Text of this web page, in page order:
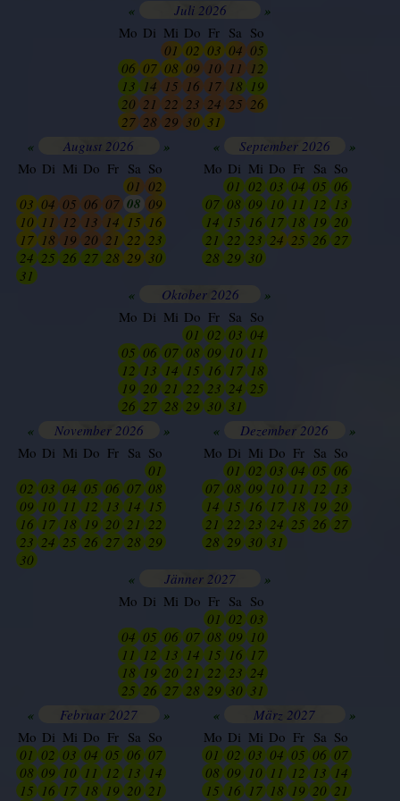
« Juli 2026 »
Mo Di Mi Do Fr Sa So
01 02 03 04 05
06 07 08 09 10 11 12
13 14 15 16 17 18 19
20 21 22 23 24 25 26
27 28 29 30 31
« August 2026 »
Mo Di Mi Do Fr Sa So
01 02
03 04 05 06 07 08 09
10 11 12 13 14 15 16
17 18 19 20 21 22 23
24 25 26 27 28 29 30
31
« September 2026 »
Mo Di Mi Do Fr Sa So
01 02 03 04 05 06
07 08 09 10 11 12 13
14 15 16 17 18 19 20
21 22 23 24 25 26 27
28 29 30
« Oktober 2026 »
Mo Di Mi Do Fr Sa So
01 02 03 04
05 06 07 08 09 10 11
12 13 14 15 16 17 18
19 20 21 22 23 24 25
26 27 28 29 30 31
« November 2026 »
Mo Di Mi Do Fr Sa So
01
02 03 04 05 06 07 08
09 10 11 12 13 14 15
16 17 18 19 20 21 22
23 24 25 26 27 28 29
30
« Dezember 2026 »
Mo Di Mi Do Fr Sa So
01 02 03 04 05 06
07 08 09 10 11 12 13
14 15 16 17 18 19 20
21 22 23 24 25 26 27
28 29 30 31
« Jänner 2027 »
Mo Di Mi Do Fr Sa So
01 02 03
04 05 06 07 08 09 10
11 12 13 14 15 16 17
18 19 20 21 22 23 24
25 26 27 28 29 30 31
« Februar 2027 »
Mo Di Mi Do Fr Sa So
01 02 03 04 05 06 07
08 09 10 11 12 13 14
15 16 17 18 19 20 21
« März 2027 »
Mo Di Mi Do Fr Sa So
01 02 03 04 05 06 07
08 09 10 11 12 13 14
15 16 17 18 19 20 21